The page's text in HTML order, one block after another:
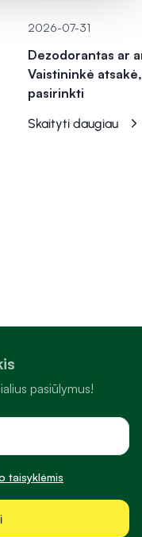
2026-07-31
Dezodorantas ar
Vaistininkė
pasirinkti
Skaityti daugiau
pasiūlymus!
taisyklėmis